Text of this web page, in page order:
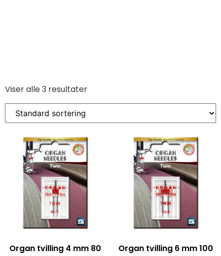
Viser alle 3 resultater
Organ tvilling 4 mm 80 Organ tvilling 6 mm 100